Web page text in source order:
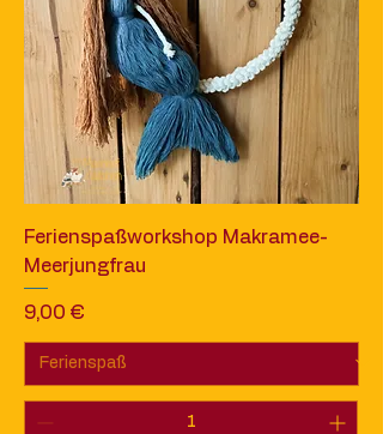
Ferienspaßworkshop Makramee-
Meerjungfrau
Preis
9,00 €